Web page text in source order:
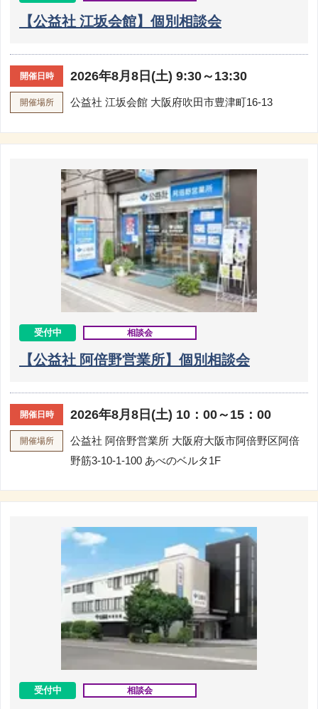
【公益社 江坂会館】個別相談会
開催日時 2026年8月8日(土) 9:30～13:30
開催場所 公益社 江坂会館 大阪府吹田市豊津町16-13
受付中 相談会
【公益社 阿倍野営業所】個別相談会
開催日時 2026年8月8日(土) 10：00～15：00
開催場所 公益社 阿倍野営業所 大阪府大阪市阿倍野区阿倍
野筋3-10-1-100 あべのベルタ1F
受付中 相談会